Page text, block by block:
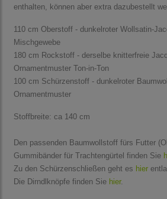
enthalten, können aber extra dazubestellt
110 cm Oberstoff - dunkelroter Wollsatin-
Mischgewebe
180 cm Rockstoff - derselbe knitterfreie
Ornamentmuster Ton-in-Ton
100 cm Schürzenstoff - dunkelroter
Ornamentmuster
Stoffbreite: ca 140 cm
Den passenden Baumwollstoff fürs Futter
Gummibänder für Trachtengürtel finden Sie
Zu den Schürzenschließen geht es hier
Die Dirndlknöpfe finden Sie hier.